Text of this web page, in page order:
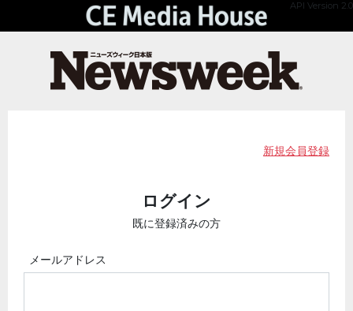
API Version 2.0
新規会員登録
ログイン
既に登録済みの方
メールアドレス